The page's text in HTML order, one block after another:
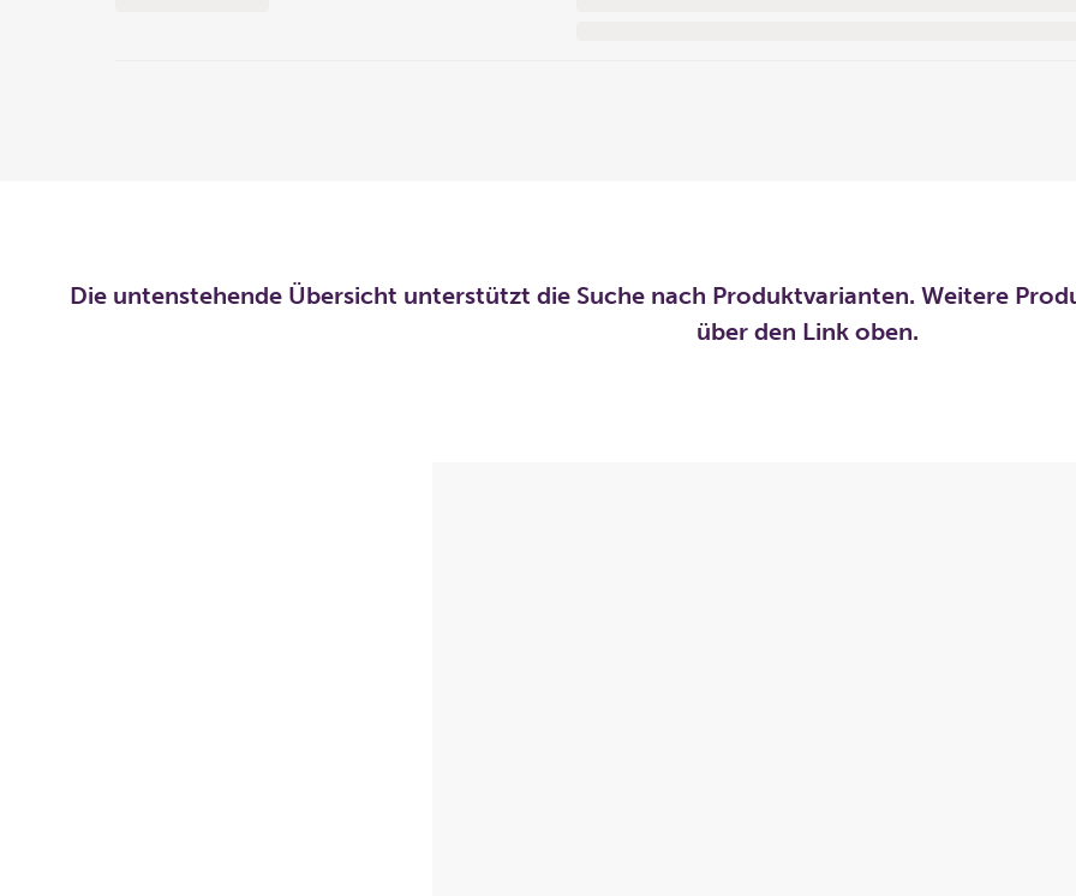
Die untenstehende Übersicht unterstützt die Suche nach Produktvarianten. Weitere
über den Link oben.